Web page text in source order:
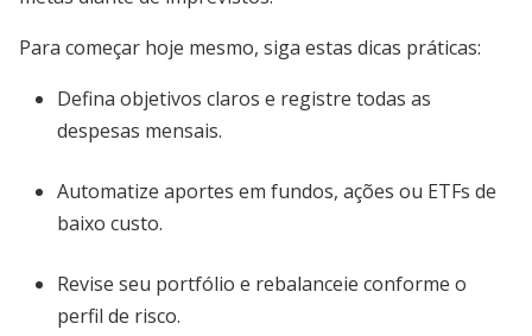
Para começar hoje mesmo, siga estas dicas práticas:
Defina objetivos claros e registre todas as
despesas mensais.
Automatize aportes em fundos, ações ou ETFs de
baixo custo.
Revise seu portfólio e rebalanceie conforme o
perfil de risco.